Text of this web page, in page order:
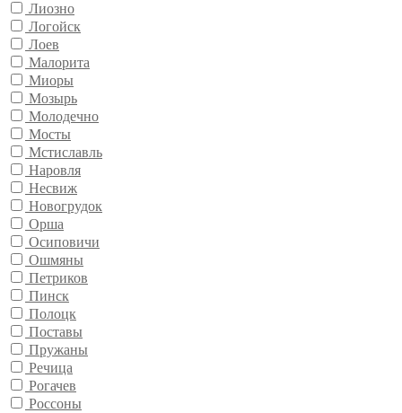
Лиозно
Логойск
Лоев
Малорита
Миоры
Мозырь
Молодечно
Мосты
Мстиславль
Наровля
Несвиж
Новогрудок
Орша
Осиповичи
Ошмяны
Петриков
Пинск
Полоцк
Поставы
Пружаны
Речица
Рогачев
Россоны